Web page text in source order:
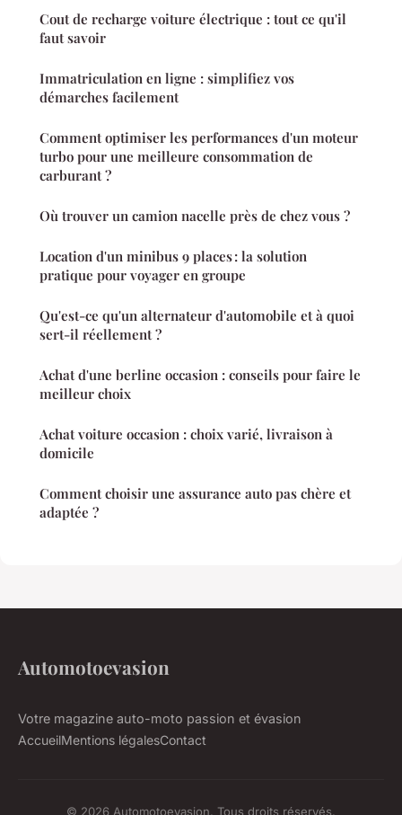
Cout de recharge voiture électrique : tout ce qu'il
faut savoir
Immatriculation en ligne : simplifiez vos
démarches facilement
Comment optimiser les performances d'un moteur
turbo pour une meilleure consommation de
carburant ?
Où trouver un camion nacelle près de chez vous ?
Location d'un minibus 9 places : la solution
pratique pour voyager en groupe
Qu'est-ce qu'un alternateur d'automobile et à quoi
sert-il réellement ?
Achat d'une berline occasion : conseils pour faire le
meilleur choix
Achat voiture occasion : choix varié, livraison à
domicile
Comment choisir une assurance auto pas chère et
adaptée ?
Automotoevasion
Votre magazine auto-moto passion et évasion
AccueilMentions légalesContact
© 2026 Automotoevasion. Tous droits réservés.